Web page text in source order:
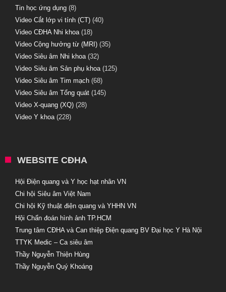
Tin học ứng dụng (8)
Video Cắt lớp vi tính (CT) (40)
Video CĐHA Nhi khoa (18)
Video Cộng hưởng từ (MRI) (35)
Video Siêu âm Nhi khoa (32)
Video Siêu âm Sản phụ khoa (125)
Video Siêu âm Tim mạch (68)
Video Siêu âm Tổng quát (145)
Video X-quang (XQ) (28)
Video Y khoa (228)
WEBSITE CĐHA
Hội Điện quang và Y học hạt nhân VN
Chi hội Siêu âm Việt Nam
Chi hội Kỹ thuật điện quang và YHHN VN
Hội Chẩn đoán hình ảnh TP.HCM
Trung tâm CĐHA và Can thiệp Điện quang BV Đại học Y Hà Nội
TTYK Medic – Ca siêu âm
Thầy Nguyễn Thiện Hùng
Thầy Nguyễn Quý Khoáng